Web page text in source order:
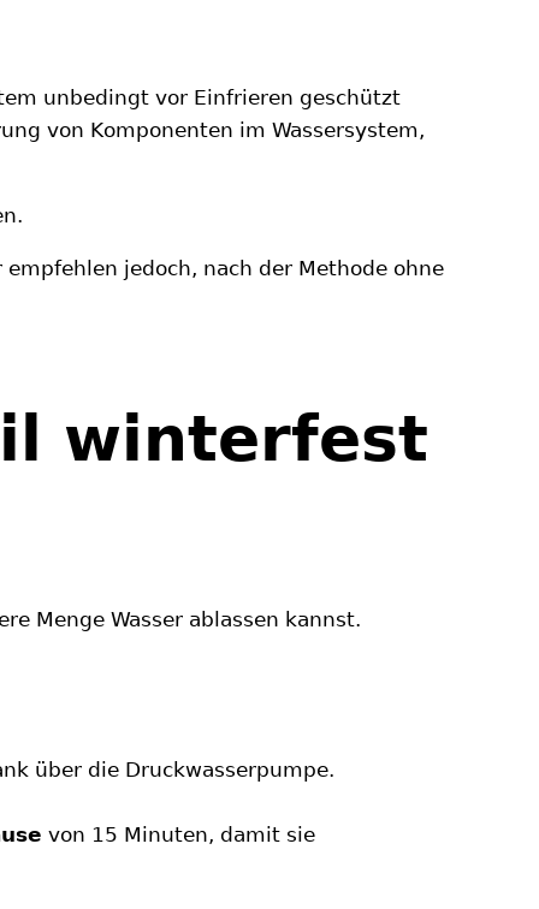
unbedingt vor Einfrieren geschützt
von Komponenten im Wassersystem,
jedoch, nach der Methode ohne
winterfest
Menge Wasser ablassen kannst.
über die Druckwasserpumpe.
von 15 Minuten, damit sie